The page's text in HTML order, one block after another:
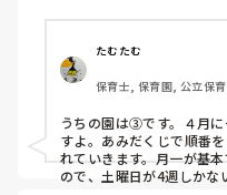
①土曜日の希望休は2日ま
②毎月、必ず土曜保育に
クアップしてもらう
③仮シフトが出た時、土
人を交渉して見つけてもら
上記のいずれかの対策を
たむたむ
保育士, 保育園, 公立保
うちの園は③です。４月
すよ。あみだくじで順番
れていきます。月一が基
ので、土曜日が4週しかな